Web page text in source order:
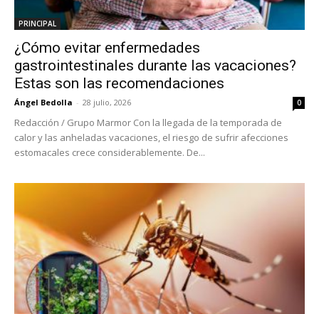
PRINCIPAL
¿Cómo evitar enfermedades
gastrointestinales durante las vacaciones?
Estas son las recomendaciones
Ángel Bedolla - 28 julio, 2026 0
Redacción / Grupo Marmor Con la llegada de la temporada de
calor y las anheladas vacaciones, el riesgo de sufrir afecciones
estomacales crece considerablemente. De...